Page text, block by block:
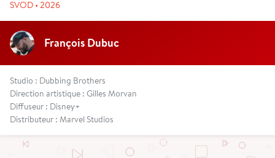
SVOD • 2026
François Dubuc
Studio : Dubbing Brothers
Direction artistique : Gilles Morvan
Diffuseur : Disney+
Distributeur : Marvel Studios